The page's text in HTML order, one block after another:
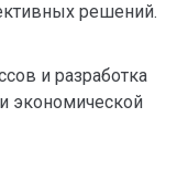
решений.
и разработка
экономической